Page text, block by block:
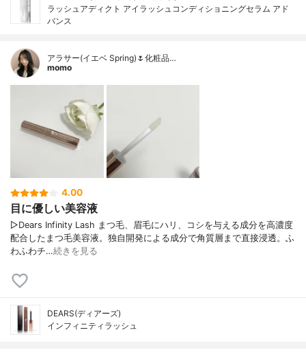
ラッシュアディクト アイラッシュコンディショニングセラム アド
バンス
アラサー(イエベ Spring)🌷化粧品…
momo
4.00
目に優しい美容液
▷Dears Infinity Lash まつ毛、眉毛にハリ、コシを与える成分を高濃度
配合したまつ毛美容液。独自開発による成分で角質層まで直接浸透。ふ
わふわチ…続きを見る
DEARS(ディアーズ)
インフィニティラッシュ